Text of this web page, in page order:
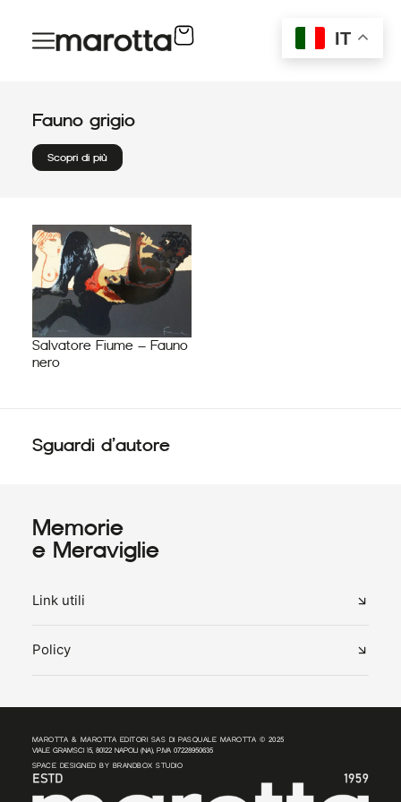
contenuto
Fauno grigio
Scopri di più
Salvatore Fiume – Fauno
nero
Sguardi d’autore
Memorie
e Meraviglie
Link utili
Policy
MAROTTA & MAROTTA EDITORI SAS DI PASQUALE MAROTTA © 2025
VIALE GRAMSCI 15, 80122 NAPOLI (NA), P.IVA 07228950635
SPACE DESIGNED BY BRANDBOX STUDIO
IT